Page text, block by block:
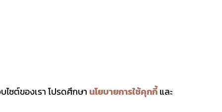
ซต์ของเรา โปรดศึกษานโยบายการใช้คุกกี้และ